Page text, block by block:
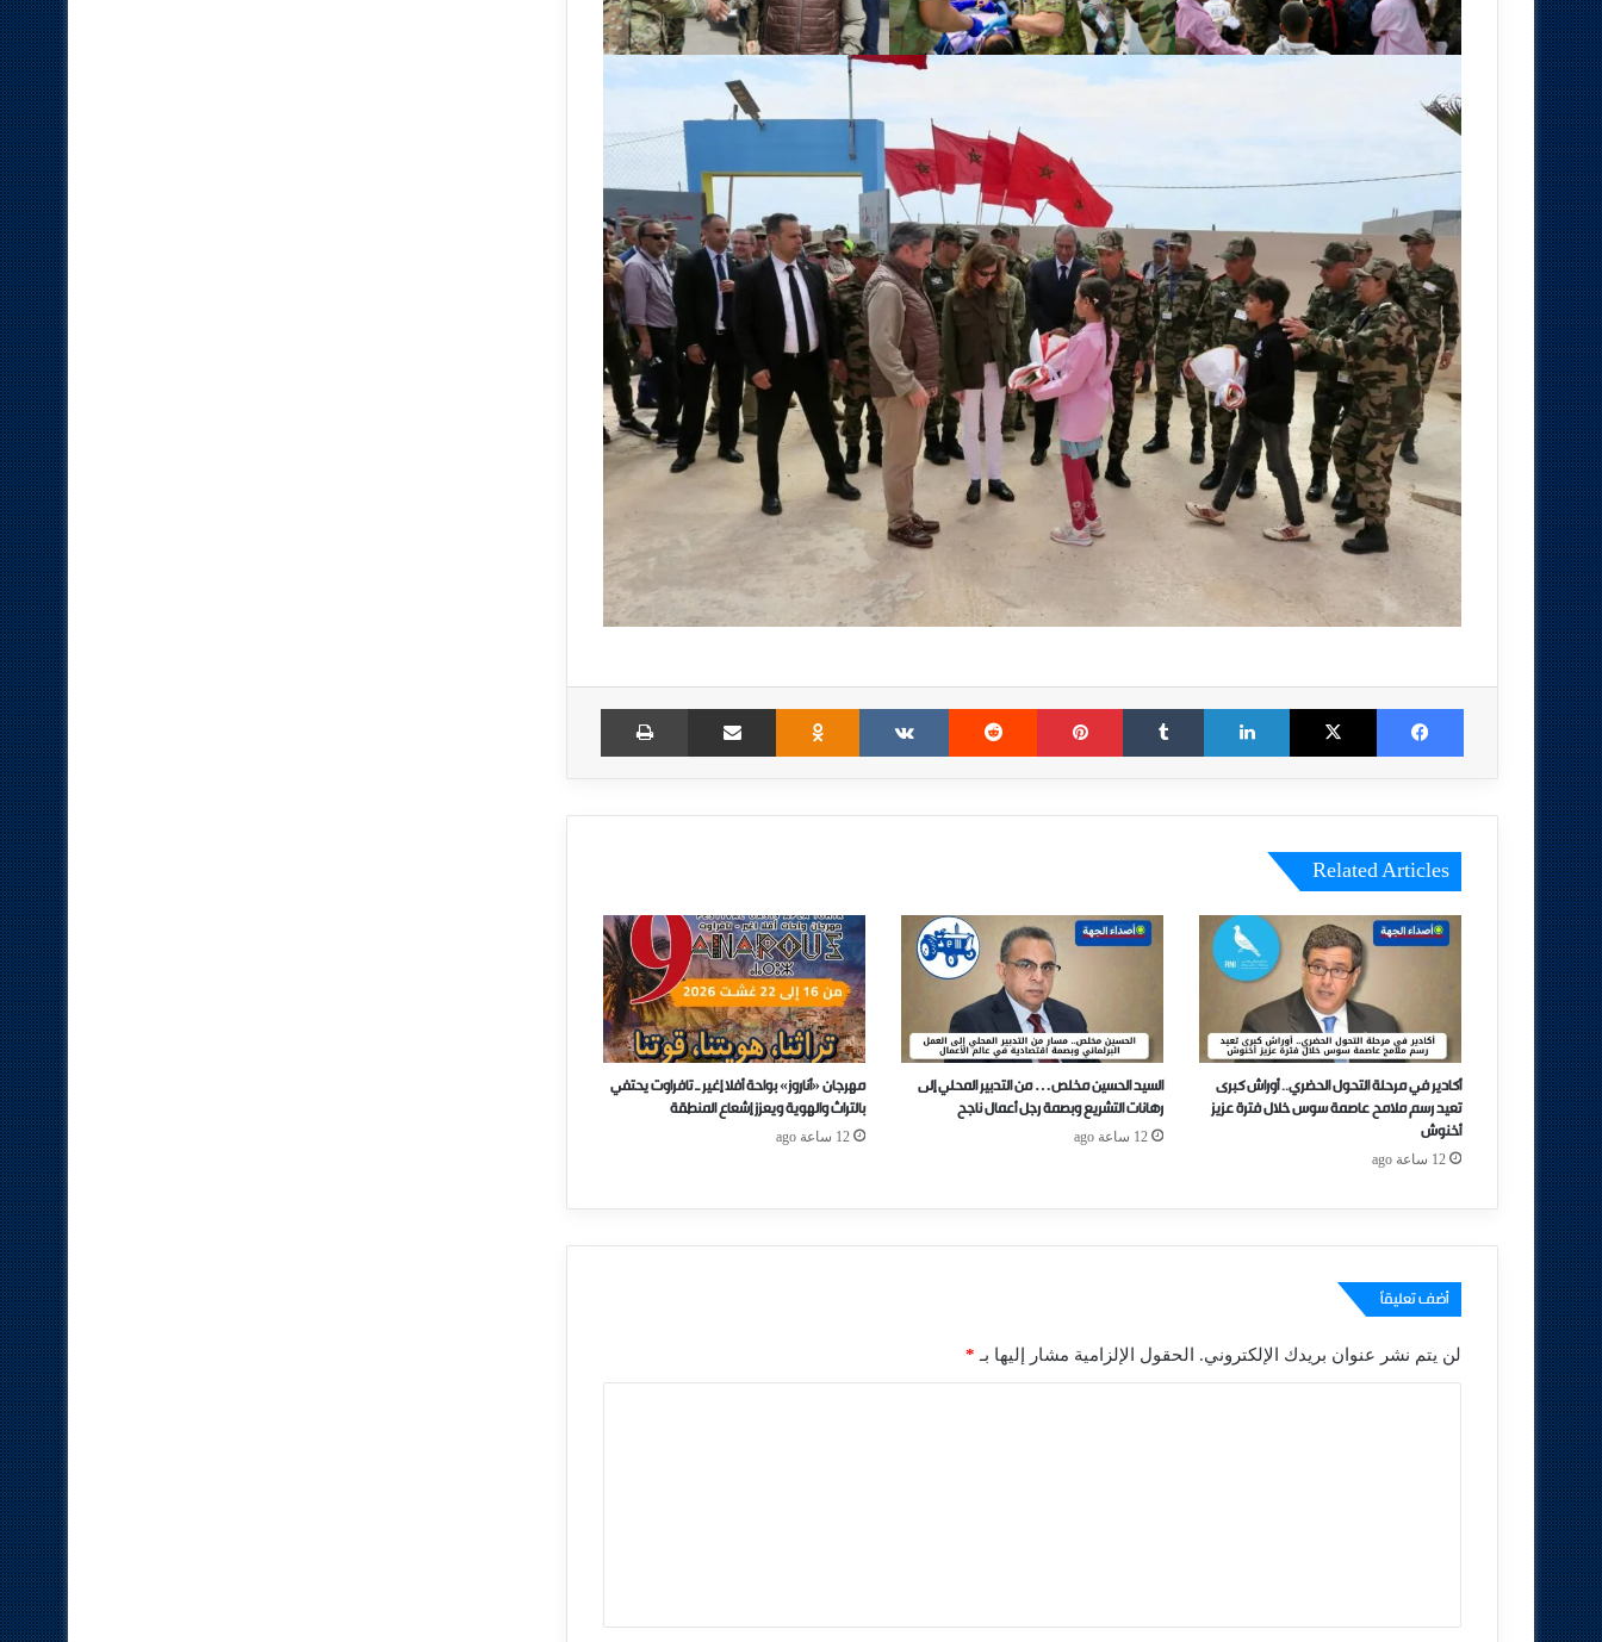
Facebook
X
LinkedIn
Tumblr
Pinterest
Reddit
VKontakte
Odnoklassniki
Share via Email
Print
Related Articles
أكادير في مرحلة التحول الحضري.. أوراش كبرى
تعيد رسم ملامح عاصمة سوس خلال فترة عزيز
أخنوش
12 ساعة ago
السيد الحسين مخلص… من التدبير المحلي إلى
رهانات التشريع وبصمة رجل أعمال ناجح
12 ساعة ago
مهرجان «أناروز» بواحة أفلا إغير ـ تافراوت يحتفي
بالتراث والهوية ويعزز إشعاع المنطقة
12 ساعة ago
أضف تعليقاً
لن يتم نشر عنوان بريدك الإلكتروني. الحقول الإلزامية مشار إليها بـ *